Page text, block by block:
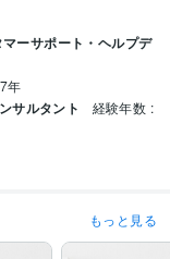
ーサポート・ヘルプデ
年
サルタント
経験年数 :
Wix:3年
もっと見る